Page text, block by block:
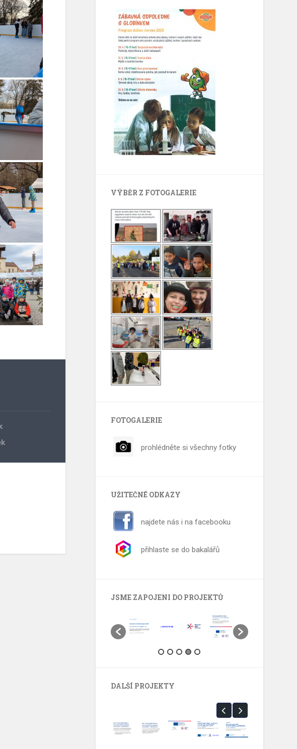
VÝBĚR Z FOTOGALERIE
FOTOGALERIE
prohlédněte si všechny fotky
UŽITEČNÉ ODKAZY
najdete nás i na facebooku
přihlaste se do bakalářů
JSME ZAPOJENI DO PROJEKTŮ
DALŠÍ PROJEKTY